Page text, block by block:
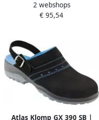
zwart | leer | SRA EN 20347
| 1 paar 582634-44
2 webshops
€ 95,54
Atlas Klomp GX 390 SB |